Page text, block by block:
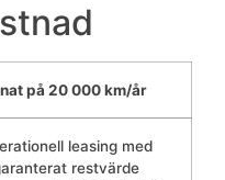
på 20 000 km/år
leasing med
restvärde